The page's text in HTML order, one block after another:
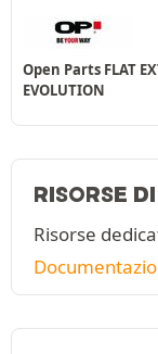
Open Parts FLAT
EVOLUTION
RISORSE
Risorse